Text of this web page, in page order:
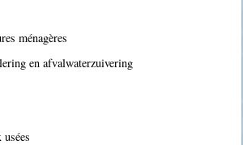
ménagères
en afvalwaterzuivering